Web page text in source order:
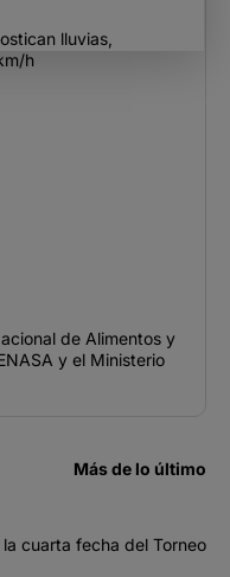
lluvias,
h
de Alimentos y
y el Ministerio
Más de lo último
cuarta fecha del Torneo